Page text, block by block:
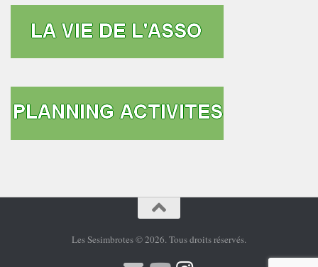
Les Sesimbrotes © 2026. Tous droits réservés.